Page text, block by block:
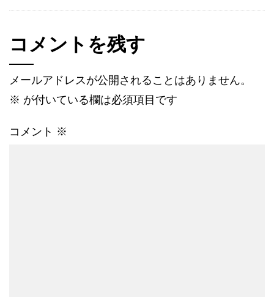
コメントを残す
メールアドレスが公開されることはありません。
※ が付いている欄は必須項目です
コメント ※